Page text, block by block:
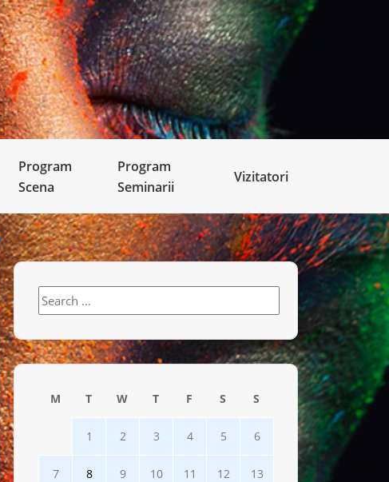
Program
Scena
Program
Seminarii
Vizitatori
Search
for:
M T W T F S S
1 2 3 4 5 6
7 8 9 10 11 12 13